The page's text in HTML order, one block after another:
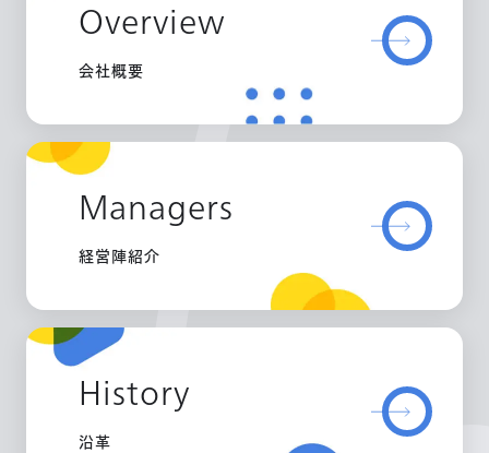
Overview
会社概要
Managers
経営陣紹介
History
沿革